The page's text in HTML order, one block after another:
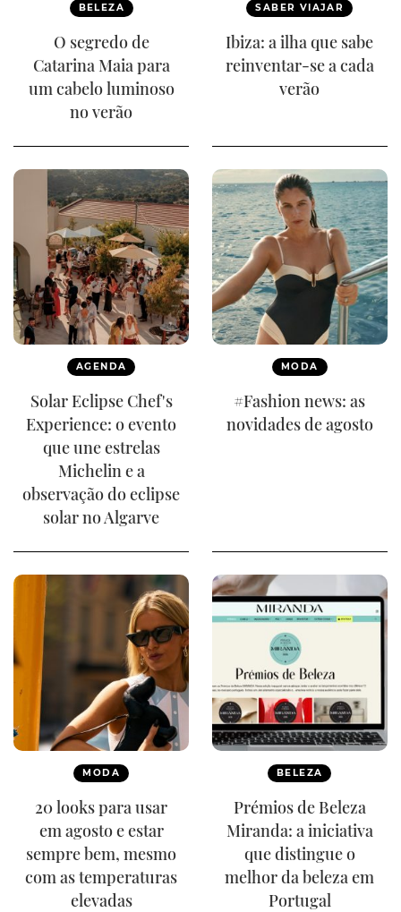
BELEZA
O segredo de
Catarina Maia para
um cabelo luminoso
no verão
SABER VIAJAR
Ibiza: a ilha que sabe
reinventar-se a cada
verão
AGENDA
Solar Eclipse Chef's
Experience: o evento
que une estrelas
Michelin e a
observação do eclipse
solar no Algarve
MODA
#Fashion news: as
novidades de agosto
MODA
20 looks para usar
em agosto e estar
sempre bem, mesmo
com as temperaturas
elevadas
BELEZA
Prémios de Beleza
Miranda: a iniciativa
que distingue o
melhor da beleza em
Portugal